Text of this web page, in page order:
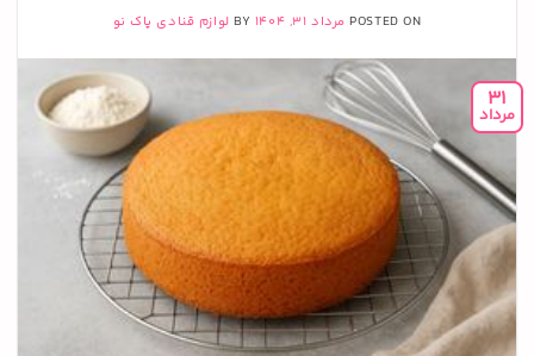
POSTED ON مرداد 31, 1404 BY لوازم قنادی پاک نو
31
مرداد